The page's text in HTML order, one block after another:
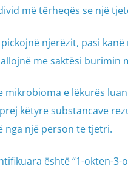
më tërheqës se një
njerëzit, pasi
me saktësi burimin
mikrobioma e lëkurës
këtyre substancave
nga një person te tjetri.
është “1-okten-3-